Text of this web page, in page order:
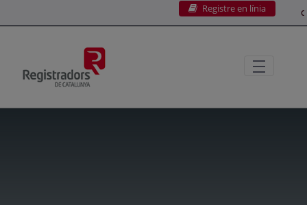
Registre en línia